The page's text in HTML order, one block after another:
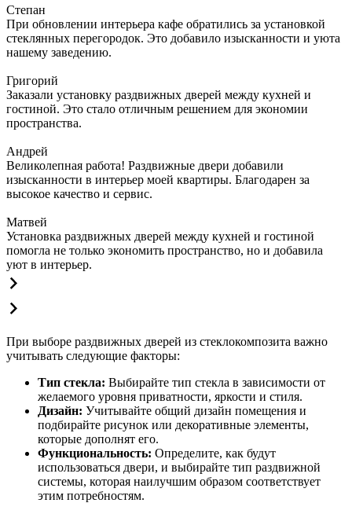
Степан
При обновлении интерьера кафе обратились за установкой
стеклянных перегородок. Это добавило изысканности и уюта
нашему заведению.
Григорий
Заказали установку раздвижных дверей между кухней и
гостиной. Это стало отличным решением для экономии
пространства.
Андрей
Великолепная работа! Раздвижные двери добавили
изысканности в интерьер моей квартиры. Благодарен за
высокое качество и сервис.
Матвей
Установка раздвижных дверей между кухней и гостиной
помогла не только экономить пространство, но и добавила
уют в интерьер.
При выборе раздвижных дверей из стеклокомпозита важно
учитывать следующие факторы:
Тип стекла: Выбирайте тип стекла в зависимости от
желаемого уровня приватности, яркости и стиля.
Дизайн: Учитывайте общий дизайн помещения и
подбирайте рисунок или декоративные элементы,
которые дополнят его.
Функциональность: Определите, как будут
использоваться двери, и выбирайте тип раздвижной
системы, которая наилучшим образом соответствует
этим потребностям.